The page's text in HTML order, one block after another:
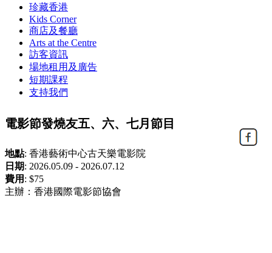
珍藏香港
Kids Corner
商店及餐廳
Arts at the Centre
訪客資訊
場地租用及廣告
短期課程
支持我們
電影節發燒友五、六、七月節目
地點: 香港藝術中心古天樂電影院
日期: 2026.05.09 - 2026.07.12
費用 : $75
主辦：香港國際電影節協會